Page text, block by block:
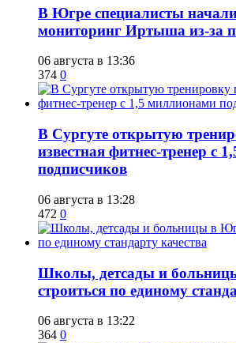
В Югре специалисты
мониторинг Иртыша из-за
06 августа в 13:36
374 0
В Сургуте открытую
известная фитнес-тренер с
подписчиков
06 августа в 13:28
472 0
Школы, детсады и
строиться по единому
06 августа в 13:22
364 0